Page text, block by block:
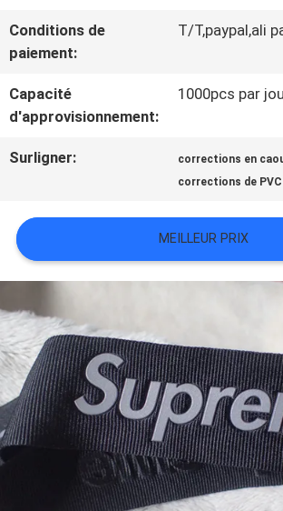
QUALITÉ
CONTACT
NOUVELLES
TOUS
LES
VR
SHOW
PLAN
Conditions de
paiement:
T/T,paypal,ali
Capacité
d'approvisionnement:
1000pcs par
Surligner: corrections en
corrections de
MEILLEUR PRIX